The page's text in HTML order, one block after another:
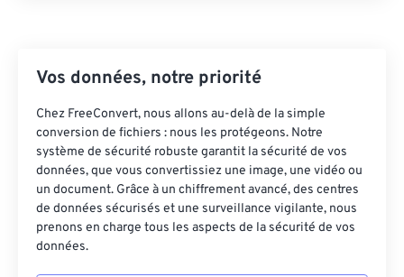
Vos données, notre priorité
Chez FreeConvert, nous allons au-delà de la simple
conversion de fichiers : nous les protégeons. Notre
système de sécurité robuste garantit la sécurité de vos
données, que vous convertissiez une image, une vidéo ou
un document. Grâce à un chiffrement avancé, des centres
de données sécurisés et une surveillance vigilante, nous
prenons en charge tous les aspects de la sécurité de vos
données.